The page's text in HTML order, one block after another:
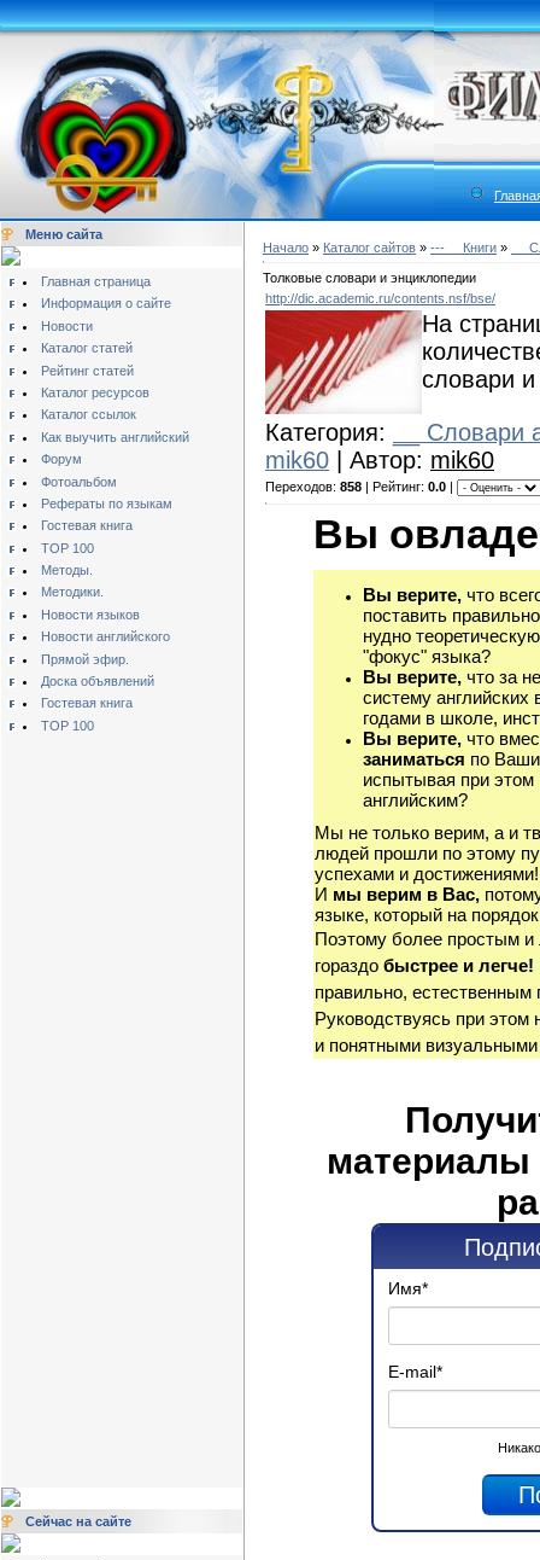
Меню сайта
Главная страница
Информация о сайте
Новости
Каталог статей
Рейтинг статей
Каталог ресурсов
Каталог ссылок
Как выучить английский
Форум
Фотоальбом
Рефераты по языкам
Гостевая книга
TOP 100
Методы.
Методики.
Новости языков
Новости английского
Прямой эфир.
Доска объявлений
Гостевая книга
TOP 100
Сейчас на сайте
Начало » Каталог сайтов » ---__ Книги » __
Толковые словари и энциклопедии
http://dic.academic.ru/contents.nsf/bse/
На
словари
Категория:
__ Словари
mik60 | Автор: mik60
Переходов: 858 | Рейтинг: 0.0 |
Вы
Вы верите, что
поставить
нудно
"фокус" языка?
Вы верите, что за
систему
годами в школе,
Вы верите, что
заниматься по
испытывая при этом
английским?
Мы не только верим, а и
людей прошли по этому
успехами и достижениями!
И мы верим в Вас,
языке, который на
Поэтому более простым
гораздо быстрее и легче!
правильно, естественным
Руководствуясь при
и понятными
материалы
Имя*
E-mail*